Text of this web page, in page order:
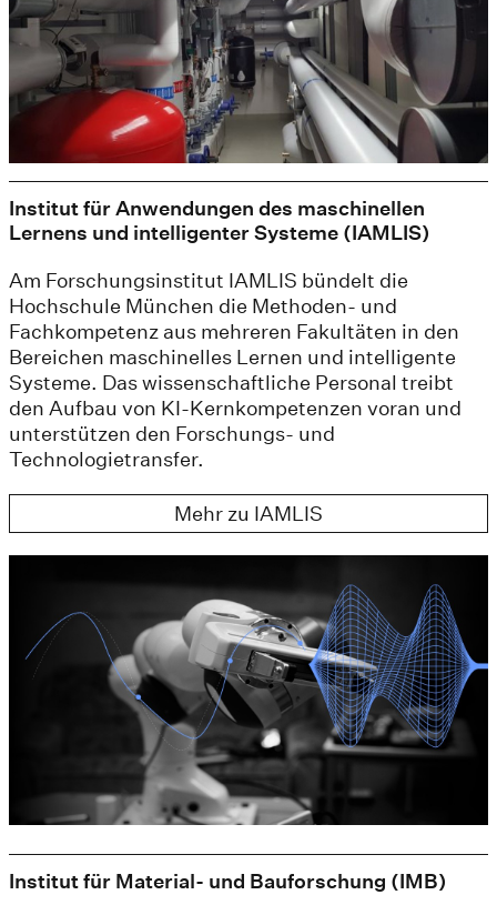
Institut für Anwendungen des maschinellen
Lernens und intelligenter Systeme (IAMLIS)
Am Forschungsinstitut IAMLIS bündelt die
Hochschule München die Methoden- und
Fachkompetenz aus mehreren Fakultäten in den
Bereichen maschinelles Lernen und intelligente
Systeme. Das wissenschaftliche Personal treibt
den Aufbau von KI-Kernkompetenzen voran und
unterstützen den Forschungs- und
Technologietransfer.
Mehr zu IAMLIS
Institut für Material- und Bauforschung (IMB)